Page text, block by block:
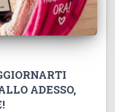
ADESSO,